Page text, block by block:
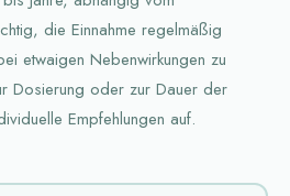
die Einnahme regelmäßig
etwaigen Nebenwirkungen zu
Dosierung oder zur Dauer der
Empfehlungen auf.